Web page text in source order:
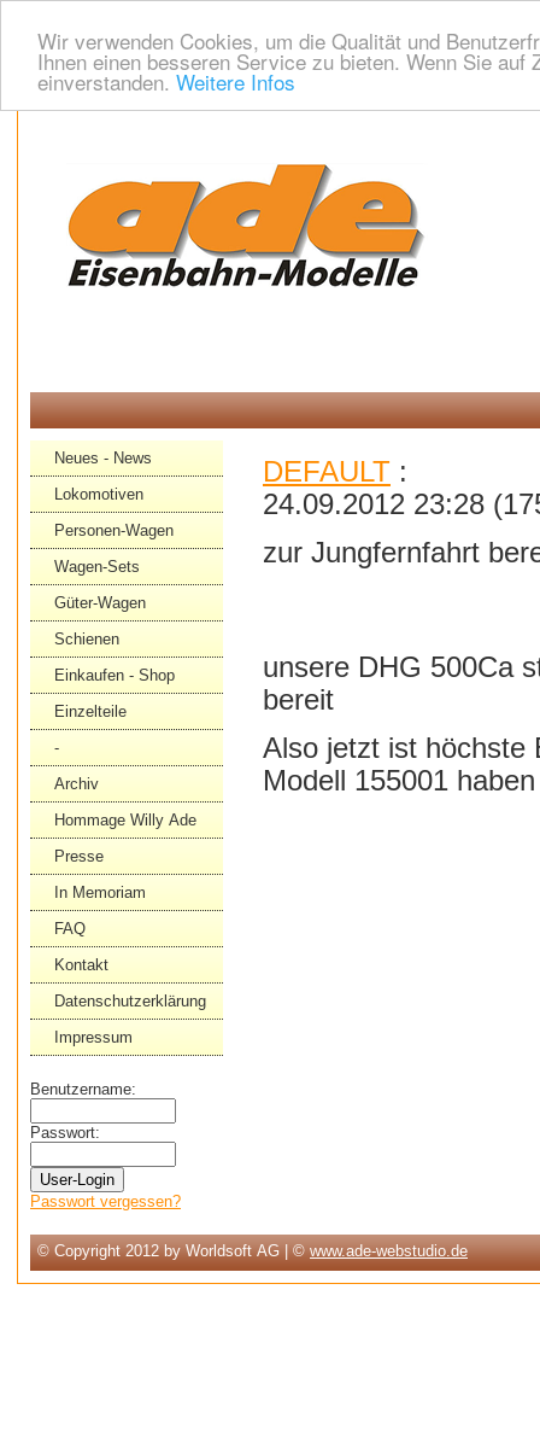
Wir verwenden Cookies, um die Qualität und
Ihnen einen besseren Service zu bieten. Wenn Sie
einverstanden. Weitere Infos
Neues - News
Lokomotiven
Personen-Wagen
Wagen-Sets
Güter-Wagen
Schienen
Einkaufen - Shop
Einzelteile
-
Archiv
Hommage Willy Ade
Presse
In Memoriam
FAQ
Kontakt
Datenschutzerklärung
Impressum
Benutzername:
Passwort:
Passwort vergessen?
DEFAULT :
24.09.2012 23:28 (
zur Jungfernfahrt
unsere DHG 500Ca
bereit
Also jetzt ist höchste
Modell 155001
© Copyright 2012 by Worldsoft AG | ©www.ade-webstudio.de